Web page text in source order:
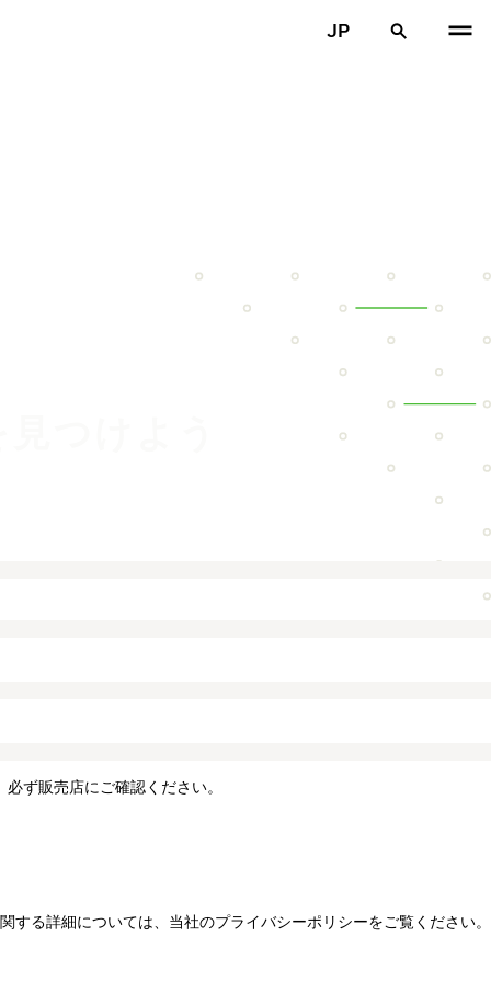
JP
ず販売店にご確認ください。
る詳細については、当社のプライバシーポリシーをご覧ください。